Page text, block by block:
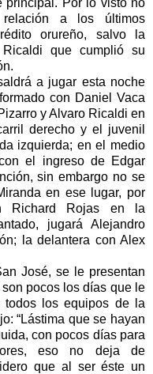
relación a los últimos
orureño, salvo la
que cumplió su
a jugar esta noche
con Daniel Vaca
y Alvaro Ricaldi en
derecho y el juvenil
izquierda; en el medio
el ingreso de Edgar
sin embargo no se
en ese lugar, por
Richard Rojas en la
jugará Alejandro
la delantera con Alex
José, se le presentan
pocos los días que le
todos los equipos de la
“Lástima que se hayan
con pocos días para
eso no deja de
que al ser éste un